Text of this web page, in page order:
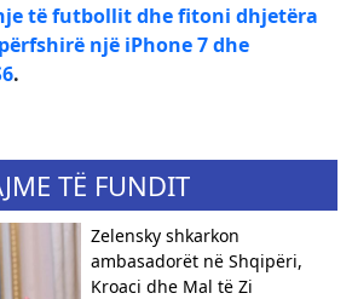
të futbollit dhe fitoni dhjetëra
një iPhone 7 dhe
.
TË FUNDIT
Zelensky shkarkon
ambasadorët në Shqipëri,
Kroaci dhe Mal të Zi